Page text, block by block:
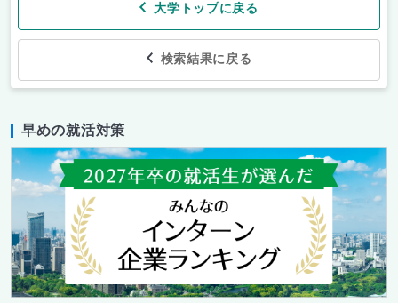
大学トップに戻る
検索結果に戻る
早めの就活対策